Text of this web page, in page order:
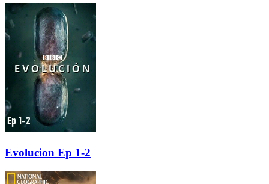
Evolucion Ep 1-2